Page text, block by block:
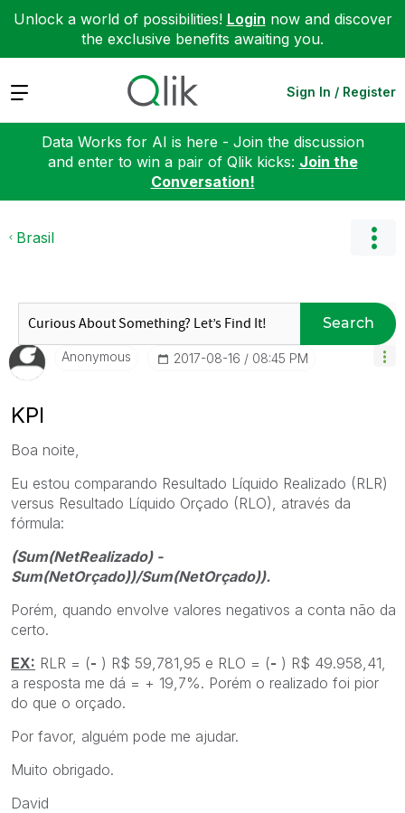
Unlock a world of possibilities! Login now and discover
the exclusive benefits awaiting you.
Expand Sign In / Register
Data Works for AI is here - Join the discussion
and enter to win a pair of Qlik kicks: Join the
Conversation!
Brasil
Search
Anonymous ‎2017-08-16 08:45 PM
KPI
Boa noite,
Eu estou comparando Resultado Líquido Realizado (RLR)
versus Resultado Líquido Orçado (RLO), através da
fórmula:
(Sum(NetRealizado) -
Sum(NetOrçado))/Sum(NetOrçado)).
Porém, quando envolve valores negativos a conta não da
certo.
EX: RLR = (- ) R$ 59,781,95 e RLO = (- ) R$ 49.958,41,
a resposta me dá = + 19,7%. Porém o realizado foi pior
do que o orçado.
Por favor, alguém pode me ajudar.
Muito obrigado.
David